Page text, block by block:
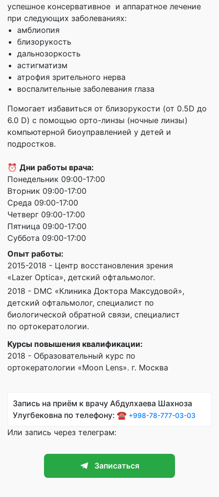
успешное консервативное и аппаратное лечение
при следующих заболеваниях:
амблиопия
близорукость
дальнозоркость
астигматизм
атрофия зрительного нерва
воспалительные заболевания глаза
Помогает избавиться от близорукости (от 0.5D до
6.0 D) с помощью орто-линзы (ночные линзы)
компьютерной биоуправленией у детей и
подростков.
⏰ Дни работы врача:
Понедельник 09:00-17:00
Вторник 09:00-17:00
Среда 09:00-17:00
Четверг 09:00-17:00
Пятница 09:00-17:00
Суббота 09:00-17:00
Опыт работы:
2015-2018 - Центр восстановления зрения
«Lazer Optica», детский офтальмолог.
2018 - DMC «Клиника Доктора Максудовой»,
детский офтальмолог, специалист по
биологической обратной связи, специалист
по ортокератологии.
Курсы повышения квалификации:
2018 - Образовательный курс по
ортокератологии «Moon Lens». г. Москва
Запись на приём к врачу Абдулхаева Шахноза
Улугбековна по телефону: ☎️ +998-78-777-03-03
Или запись через телеграм:
Записаться